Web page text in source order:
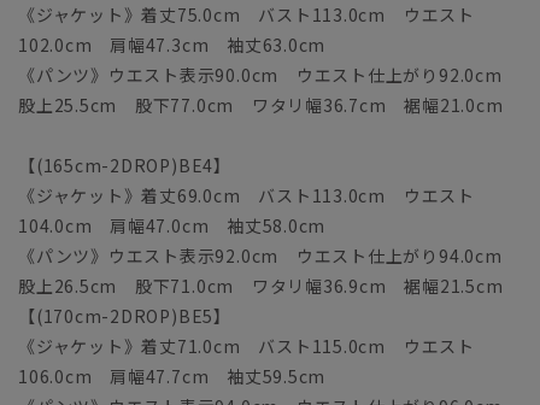
《ジャケット》着丈75.0cm バスト113.0cm ウエスト
102.0cm 肩幅47.3cm 袖丈63.0cm
《パンツ》ウエスト表示90.0cm ウエスト仕上がり92.0cm
股上25.5cm 股下77.0cm ワタリ幅36.7cm 裾幅21.0cm
【(165cm-2DROP)BE4】
《ジャケット》着丈69.0cm バスト113.0cm ウエスト
104.0cm 肩幅47.0cm 袖丈58.0cm
《パンツ》ウエスト表示92.0cm ウエスト仕上がり94.0cm
股上26.5cm 股下71.0cm ワタリ幅36.9cm 裾幅21.5cm
【(170cm-2DROP)BE5】
《ジャケット》着丈71.0cm バスト115.0cm ウエスト
106.0cm 肩幅47.7cm 袖丈59.5cm